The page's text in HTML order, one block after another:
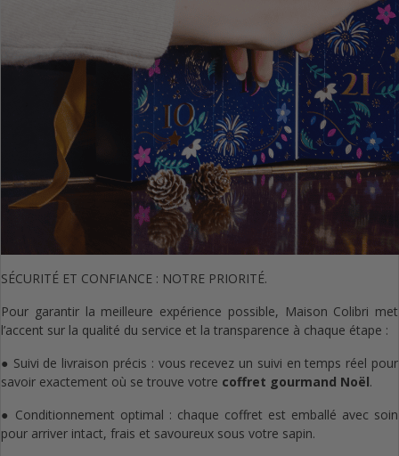
SÉCURITÉ ET CONFIANCE : NOTRE PRIORITÉ.
Pour garantir la meilleure expérience possible, Maison Colibri met
l’accent sur la qualité du service et la transparence à chaque étape :
● Suivi de livraison précis : vous recevez un suivi en temps réel pour
savoir exactement où se trouve votre coffret gourmand Noël.
● Conditionnement optimal : chaque coffret est emballé avec soin
pour arriver intact, frais et savoureux sous votre sapin.